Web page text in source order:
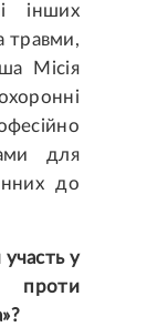
інших
травми,
Місія
для
до
у
проти